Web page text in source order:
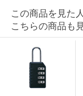
この商品を見た
こちらの商品も